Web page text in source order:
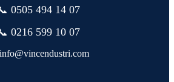
0505 494 14 07
0216 599 10 07